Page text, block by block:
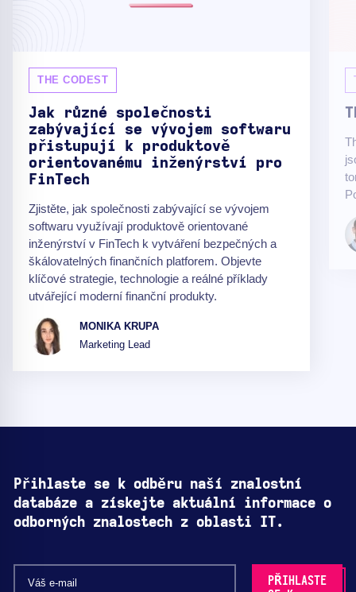
THE CODEST
Jak různé společnosti
zabývající se vývojem softwaru
přistupují k produktově
orientovanému inženýrství pro
FinTech
Zjistěte, jak společnosti zabývající se vývojem
softwaru využívají produktově orientované
inženýrství v FinTech k vytváření bezpečných a
škálovatelných finančních platforem. Objevte
klíčové strategie, technologie a reálné příklady
utvářející moderní finanční produkty.
MONIKA KRUPA
Marketing Lead
Přihlaste se k odběru naší znalostní
databáze a získejte aktuální informace o
odborných znalostech z oblasti IT.